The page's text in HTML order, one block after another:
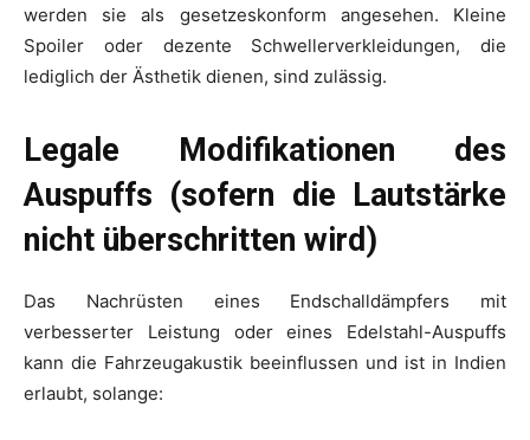
werden sie als gesetzeskonform angesehen. Kleine
Spoiler oder dezente Schwellerverkleidungen, die
lediglich der Ästhetik dienen, sind zulässig.
Legale Modifikationen des
Auspuffs (sofern die Lautstärke
nicht überschritten wird)
Das Nachrüsten eines Endschalldämpfers mit
verbesserter Leistung oder eines Edelstahl-Auspuffs
kann die Fahrzeugakustik beeinflussen und ist in Indien
erlaubt, solange: